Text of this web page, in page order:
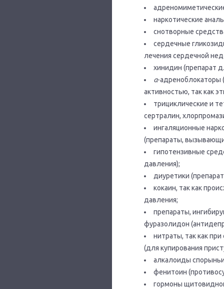
наркотические
снотворные
сердечные
лечения сердечной
хинидин (препарат
α-адреноблокаторы
активностью, так как
трициклические и
сертралин,
ингаляционные
(препараты,
гипотензивные
давления);
диуретики
кокаин, так как
давления;
препараты,
фуразолидон
нитраты, так как
(для купирования
алкалоиды
фенитоин
гормоны